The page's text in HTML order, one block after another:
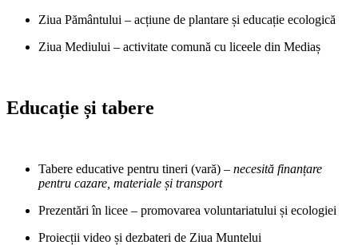
Ziua Pământului – acțiune de plantare și educație ecologică
Ziua Mediului – activitate comună cu liceele din Mediaș
Educație și tabere
Tabere educative pentru tineri (vară) – necesită finanțare
pentru cazare, materiale și transport
Prezentări în licee – promovarea voluntariatului și ecologiei
Proiecții video și dezbateri de Ziua Muntelui